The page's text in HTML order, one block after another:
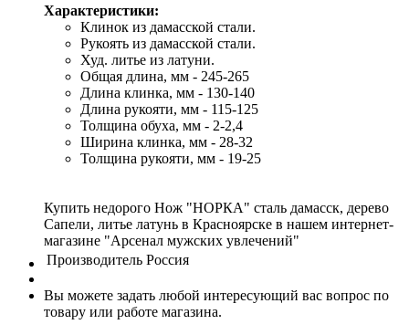
Характеристики:
Клинок из дамасской стали.
Рукоять из дамасской стали.
Худ. литье из латуни.
Общая длина, мм - 245-265
Длина клинка, мм - 130-140
Длина рукояти, мм - 115-125
Толщина обуха, мм - 2-2,4
Ширина клинка, мм - 28-32
Толщина рукояти, мм - 19-25
Купить недорого Нож "НОРКА" сталь дамасск, дерево
Сапели, литье латунь в Красноярске в нашем интернет-
магазине "Арсенал мужских увлечений"
Производитель Россия
Вы можете задать любой интересующий вас вопрос по
товару или работе магазина.